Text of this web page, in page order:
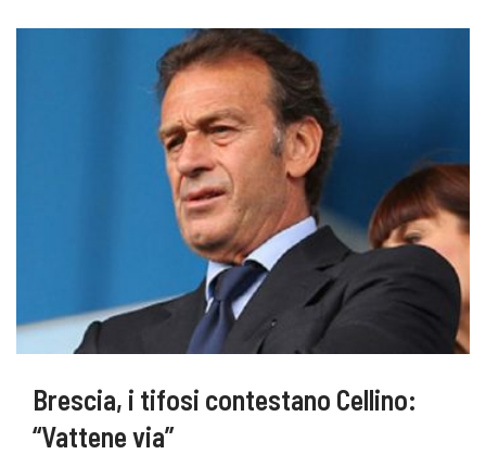
Brescia, i tifosi contestano Cellino:
“Vattene via”